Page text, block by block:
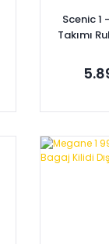
Scenic 1
Takımı